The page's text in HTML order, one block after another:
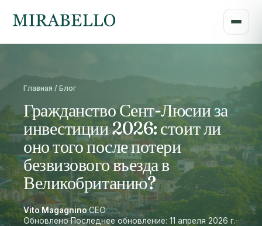
Главная / Блог
Гражданство Сент-Люсии за
инвестиции 2026: стоит ли
оно того после потери
безвизового въезда в
Великобританию?
Vito Magagnino·CEO·
Обновлено Последнее обновление: 11 апреля 2026 г.·